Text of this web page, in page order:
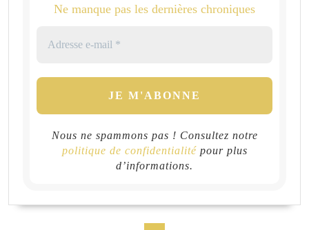
Ne manque pas les dernières chroniques
Nous ne spammons pas ! Consultez notre
politique de confidentialitépour plus
d’informations.